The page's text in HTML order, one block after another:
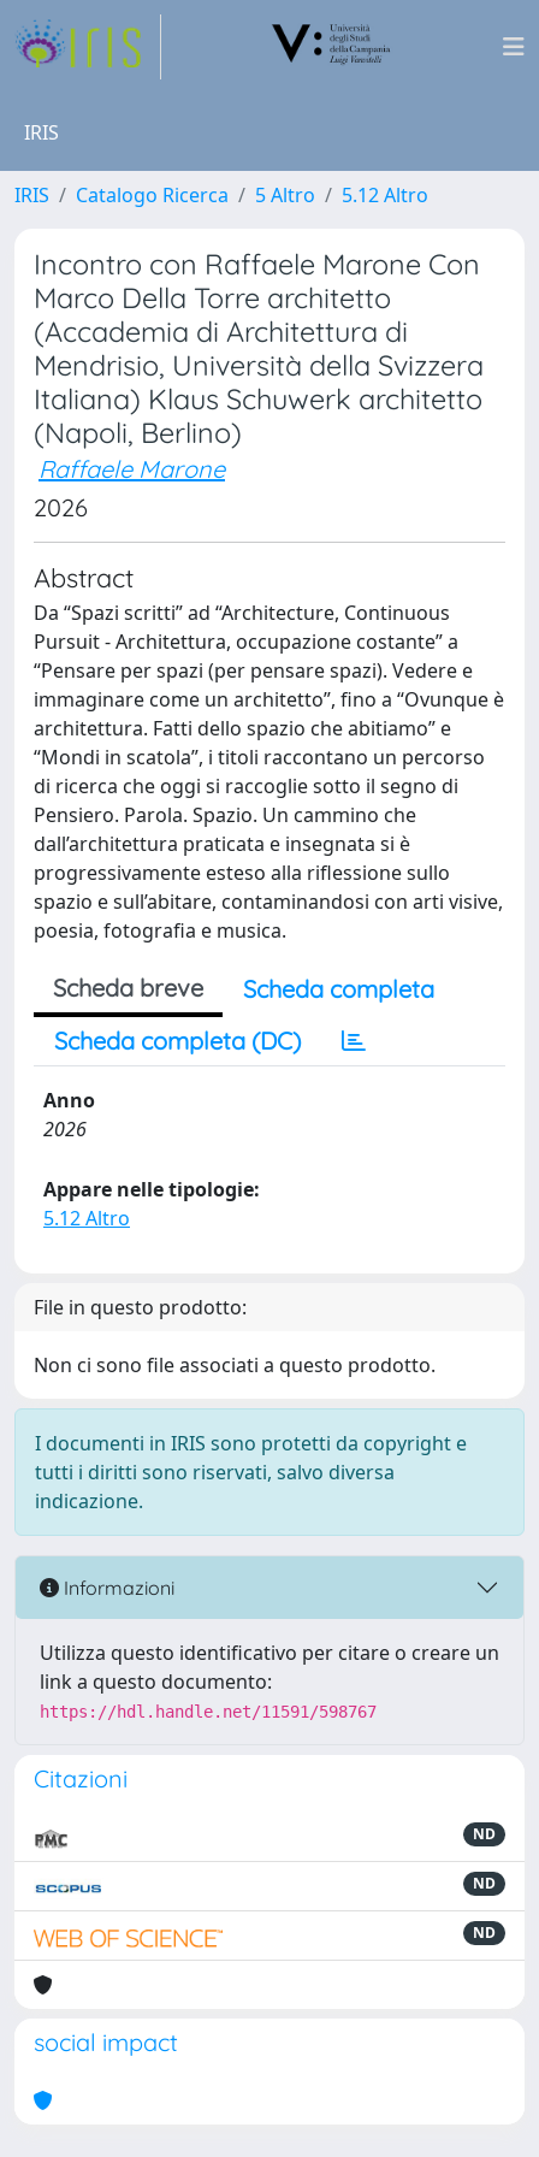
IRIS
IRIS Catalogo Ricerca 5 Altro 5.12 Altro
Incontro con Raffaele Marone Con
Marco Della Torre architetto
(Accademia di Architettura di
Mendrisio, Università della Svizzera
Italiana) Klaus Schuwerk architetto
(Napoli, Berlino)
Raffaele Marone
2026
Abstract
Da “Spazi scritti” ad “Architecture, Continuous
Pursuit - Architettura, occupazione costante” a
“Pensare per spazi (per pensare spazi). Vedere e
immaginare come un architetto”, fino a “Ovunque è
architettura. Fatti dello spazio che abitiamo” e
“Mondi in scatola”, i titoli raccontano un percorso
di ricerca che oggi si raccoglie sotto il segno di
Pensiero. Parola. Spazio. Un cammino che
dall’architettura praticata e insegnata si è
progressivamente esteso alla riflessione sullo
spazio e sull’abitare, contaminandosi con arti visive,
poesia, fotografia e musica.
Scheda breve
Scheda completa
Scheda completa (DC)
Anno
2026
Appare nelle tipologie:
5.12 Altro
File in questo prodotto:
Non ci sono file associati a questo prodotto.
I documenti in IRIS sono protetti da copyright e
tutti i diritti sono riservati, salvo diversa
indicazione.
Informazioni
Utilizza questo identificativo per citare o creare un
link a questo documento:
https://hdl.handle.net/11591/598767
Citazioni
ND
ND
ND
social impact